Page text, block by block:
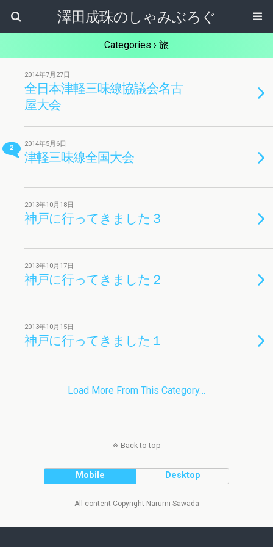
澤田成珠のしゃみぶろぐ
Categories › 旅
2014年7月27日
全日本津軽三味線協議会名古
屋大会
2 2014年5月6日
津軽三味線全国大会
2013年10月18日
神戸に行ってきました３
2013年10月17日
神戸に行ってきました２
2013年10月15日
神戸に行ってきました１
Load More From This Category…
Back to top
Mobile Desktop
All content Copyright Narumi Sawada